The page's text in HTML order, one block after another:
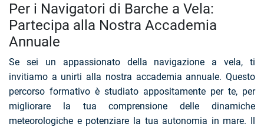
Per i Navigatori di Barche a Vela:
Partecipa alla Nostra Accademia
Annuale
Se sei un appassionato della navigazione a vela, ti
invitiamo a unirti alla nostra accademia annuale. Questo
percorso formativo è studiato appositamente per te, per
migliorare la tua comprensione delle dinamiche
meteorologiche e potenziare la tua autonomia in mare. Il